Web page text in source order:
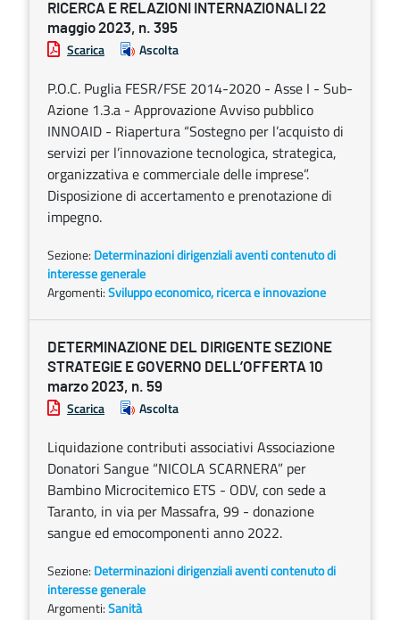
RICERCA E RELAZIONI INTERNAZIONALI 22
maggio 2023, n. 395
Scarica Ascolta
P.O.C. Puglia FESR/FSE 2014-2020 - Asse I - Sub-
Azione 1.3.a - Approvazione Avviso pubblico
INNOAID - Riapertura “Sostegno per l’acquisto di
servizi per l’innovazione tecnologica, strategica,
organizzativa e commerciale delle imprese”.
Disposizione di accertamento e prenotazione di
impegno.
Sezione: Determinazioni dirigenziali aventi contenuto di
interesse generale
Argomenti:Sviluppo economico, ricerca e innovazione
DETERMINAZIONE DEL DIRIGENTE SEZIONE
STRATEGIE E GOVERNO DELL’OFFERTA 10
marzo 2023, n. 59
Scarica Ascolta
Liquidazione contributi associativi Associazione
Donatori Sangue “NICOLA SCARNERA” per
Bambino Microcitemico ETS - ODV, con sede a
Taranto, in via per Massafra, 99 - donazione
sangue ed emocomponenti anno 2022.
Sezione: Determinazioni dirigenziali aventi contenuto di
interesse generale
Argomenti:Sanità